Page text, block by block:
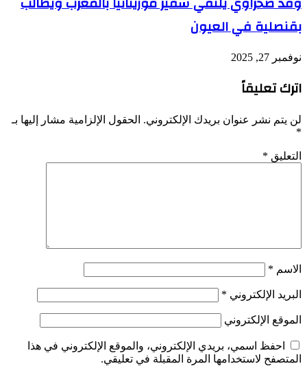
بقنصلية في العيون
نوفمبر 27, 2025
اترك تعليقاً
لن يتم نشر عنوان بريدك الإلكتروني. الحقول الإلزامية مشار إليها بـ
*
التعليق *
الاسم *
البريد الإلكتروني *
الموقع الإلكتروني
احفظ اسمي، بريدي الإلكتروني، والموقع الإلكتروني في هذا
المتصفح لاستخدامها المرة المقبلة في تعليقي.